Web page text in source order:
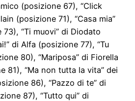
(posizione 67), “Click
(posizione 71), “Casa mia”
“Ti muovi” di Diodato
di Alfa (posizione 77), “Tu
80), “Mariposa” di Fiorella
81), “Ma non tutta la vita” dei
86), “Pazzo di te” di
87), “Tutto qui” di